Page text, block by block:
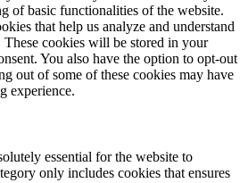
of basic functionalities of the website.
that help us analyze and understand
cookies will be stored in your
You also have the option to opt-out
out of some of these cookies may have
experience.
essential for the website to
only includes cookies that ensures